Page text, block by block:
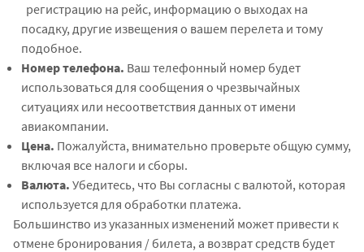
регистрацию на рейс, информацию о выходах на
посадку, другие извещения о вашем перелета и тому
подобное.
Номер телефона. Ваш телефонный номер будет
использоваться для сообщения о чрезвычайных
ситуациях или несоответствия данныхот имени
авиакомпании.
Цена. Пожалуйста, внимательно проверьте общую сумму,
включая все налоги и сборы.
Валюта. Убедитесь, что Вы согласны с валютой, которая
используется для обработки платежа.
Большинство из указанных изменений может привести к
отмене бронирования / билета, а возврат средств будет